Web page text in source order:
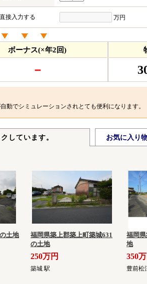
直接入力する 万円
ボーナス(×年2回)
－
動でシミュレーションされとても便利になります。
しています。 お気に入り
土地
福岡県築上郡築上町築城631
の土地
250万円
築城 駅
福岡
地
350
豊前松